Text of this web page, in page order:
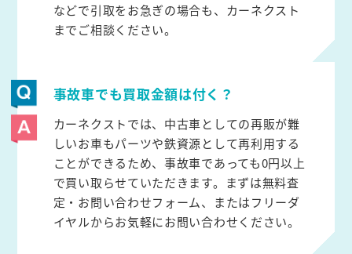
などで引取をお急ぎの場合も、カーネクスト
までご相談ください。
事故車でも買取金額は付く？
カーネクストでは、中古車としての再販が難
しいお車もパーツや鉄資源として再利用する
ことができるため、事故車であっても0円以上
で買い取らせていただきます。まずは無料査
定・お問い合わせフォーム、またはフリーダ
イヤルからお気軽にお問い合わせください。